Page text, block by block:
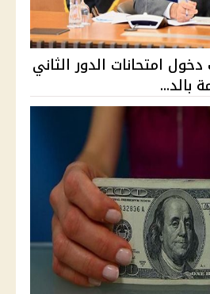
امتحانات الدور الثاني